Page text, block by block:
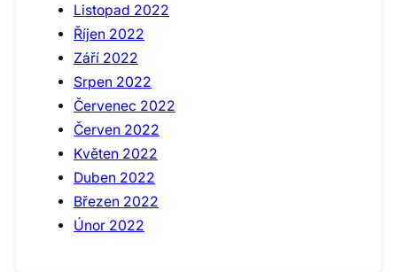
Listopad 2022
Říjen 2022
Září 2022
Srpen 2022
Červenec 2022
Červen 2022
Květen 2022
Duben 2022
Březen 2022
Únor 2022